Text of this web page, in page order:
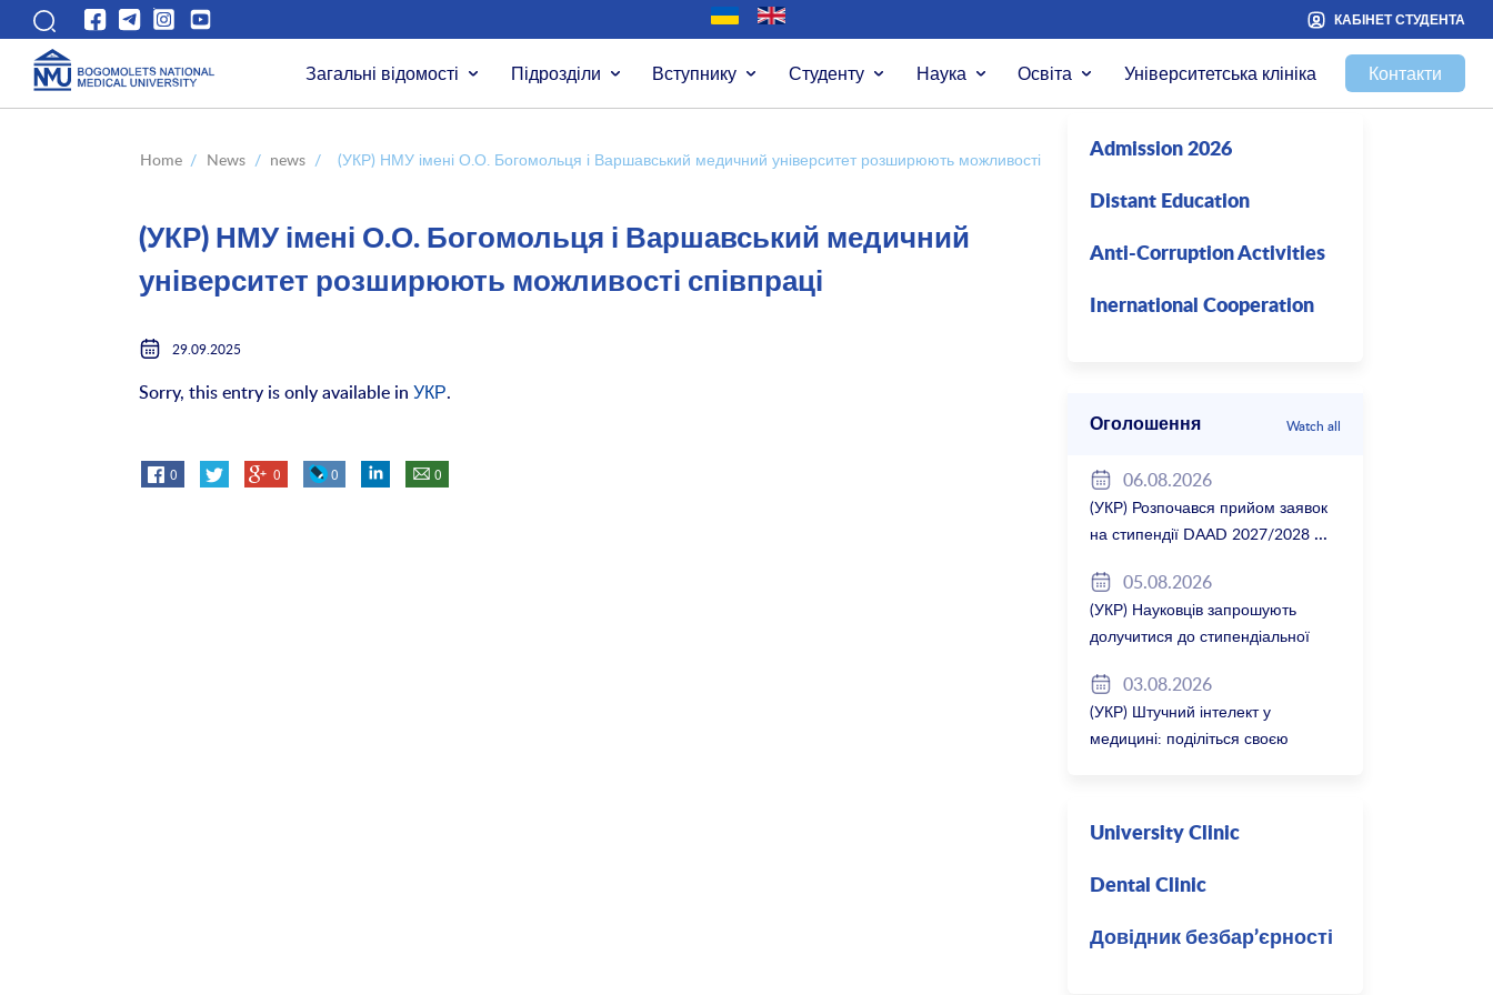
КАБІНЕТ СТУДЕНТА
Загальні відомості Підрозділи Вступнику Студенту Наука Освіта Університетська клініка Контакти
Home / News / news / (УКР) НМУ імені О.О. Богомольця і Варшавський медичний університет розширюють можливості співпраці
(УКР) НМУ імені О.О. Богомольця і Варшавський медичний
університет розширюють можливості співпраці
29.09.2025
Sorry, this entry is only available inУКР.
0 0 0 0
Admission 2026
Distant Education
Anti-Corruption Activities
Inernational Cooperation
Оголошення Watch all
06.08.2026
(УКР) Розпочався прийом заявок
на стипендії DAAD 2027/2028
05.08.2026
(УКР) Науковців запрошують
долучитися до стипендіальної
Баварія 2027/28
03.08.2026
(УКР) Штучний інтелект у
медицині: поділіться своєю
University Clinic
Dental Clinic
Довідник безбар’єрності